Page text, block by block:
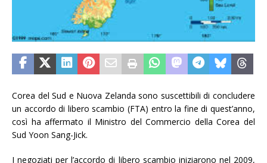
Corea del Sud e Nuova Zelanda sono suscettibili di concludere
un accordo di libero scambio (FTA) entro la fine di quest’anno,
così ha affermato il Ministro del Commercio della Corea del
Sud Yoon Sang-Jick.
I negoziati per l’accordo di libero scambio iniziarono nel 2009,